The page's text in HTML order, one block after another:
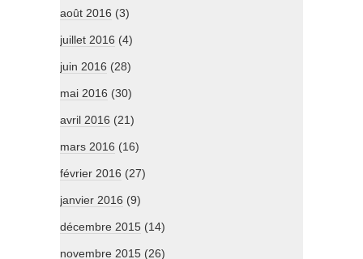
août 2016 (3)
juillet 2016 (4)
juin 2016 (28)
mai 2016 (30)
avril 2016 (21)
mars 2016 (16)
février 2016 (27)
janvier 2016 (9)
décembre 2015 (14)
novembre 2015 (26)